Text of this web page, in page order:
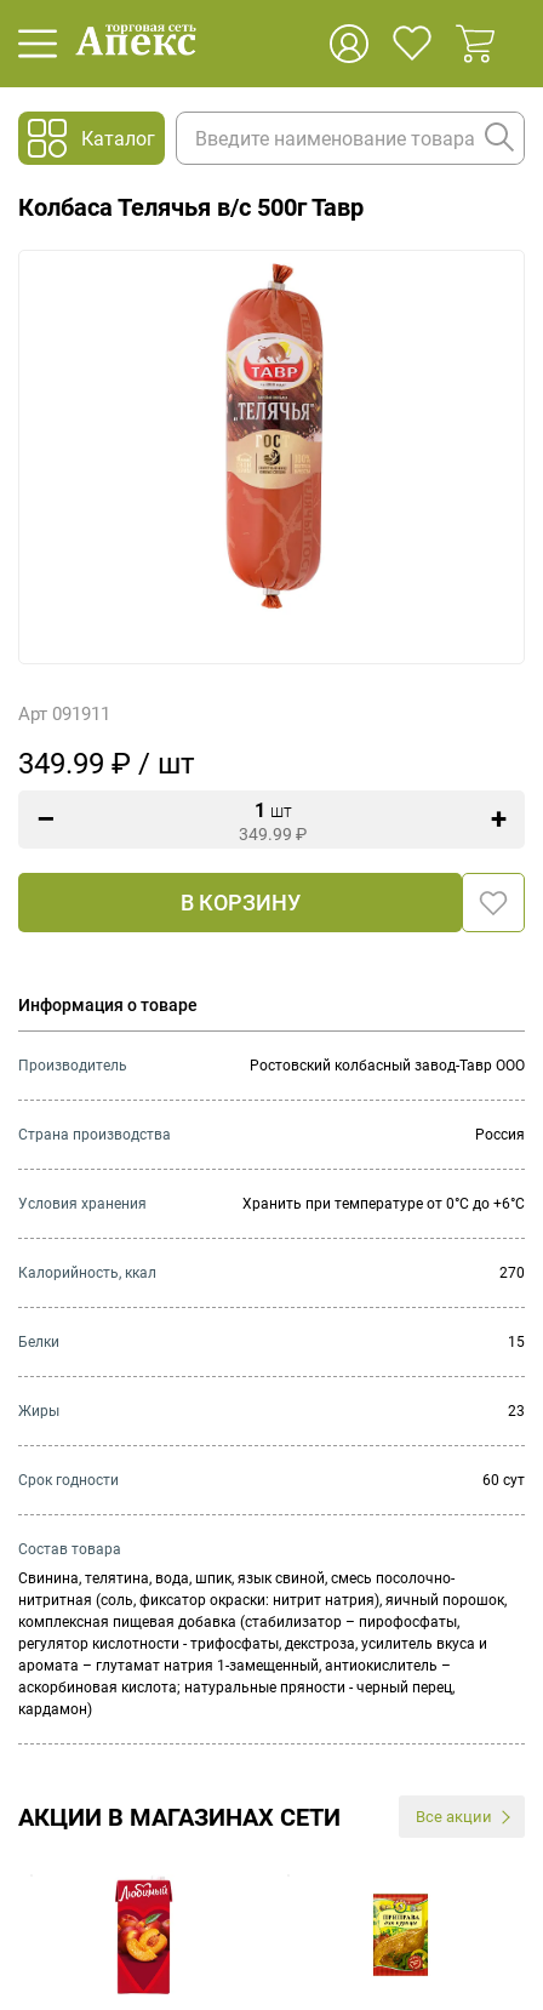
Каталог
Колбаса Телячья в/с 500г Тавр
Арт 091911
349.99 ₽ / шт
1 шт
349.99 ₽
В КОРЗИНУ
Информация о товаре
Производитель Ростовский колбасный завод-Тавр ООО
Страна производства Россия
Условия хранения Хранить при температуре от 0°С до +6°С
Калорийность, ккал 270
Белки 15
Жиры 23
Cрок годности 60 сут
Состав товара
Свинина, телятина, вода, шпик, язык свиной, смесь посолочно-
нитритная (соль, фиксатор окраски: нитрит натрия), яичный порошок,
комплексная пищевая добавка (стабилизатор – пирофосфаты,
регулятор кислотности - трифосфаты, декстроза, усилитель вкуса и
аромата – глутамат натрия 1-замещенный, антиокислитель –
аскорбиновая кислота; натуральные пряности - черный перец,
кардамон)
АКЦИИ В МАГАЗИНАХ СЕТИ Все акции